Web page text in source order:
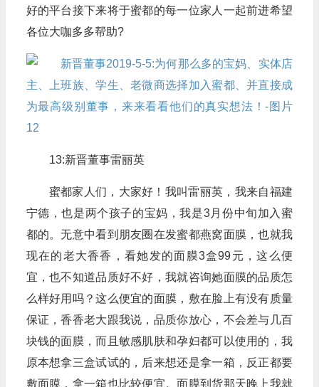
好的平台接下来将于蜜都的每一位家人一起前进希望
各位大咖多多帮助?
13:新晋董事雷丽英
蜜都家人们，大家好！我叫雷丽英，我来自福建
宁德，也是两个孩子的宝妈，我是3月份中旬加入蜜
都的。无意中看到朋友圈在发蜜都燕窝面膜，也就我
现在的老大香香，看她发的面膜3盒99元，这么便
宜，也不知道品质好不好，我就咨询她面膜的品质怎
么样好用吗？这么便宜的面膜，敷在脸上有没有质量
保证，香香老大跟我说，品质你放心，不会差与几百
块钱的面膜，而且敏感肌肤和孕妇都可以使用的，我
原本想拿三盒试试的，后来想还是拿一箱，反正都要
敷面膜，拿一箱也比较便宜。面膜到货那天晚上我就